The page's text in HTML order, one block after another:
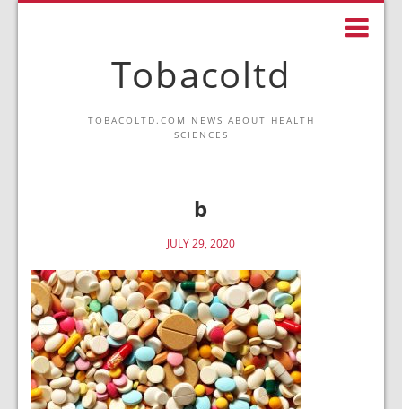
Tobacoltd
TOBACOLTD.COM NEWS ABOUT HEALTH
SCIENCES
b
JULY 29, 2020